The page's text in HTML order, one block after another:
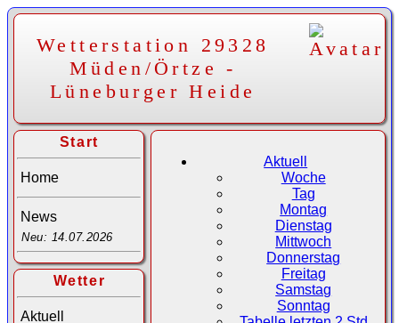
Wetterstation 29328
Müden/Örtze -
Lüneburger Heide
Start
Home
News
Neu: 14.07.2026
Wetter
Aktuell
Aktuell
Woche
Tag
Montag
Dienstag
Mittwoch
Donnerstag
Freitag
Samstag
Sonntag